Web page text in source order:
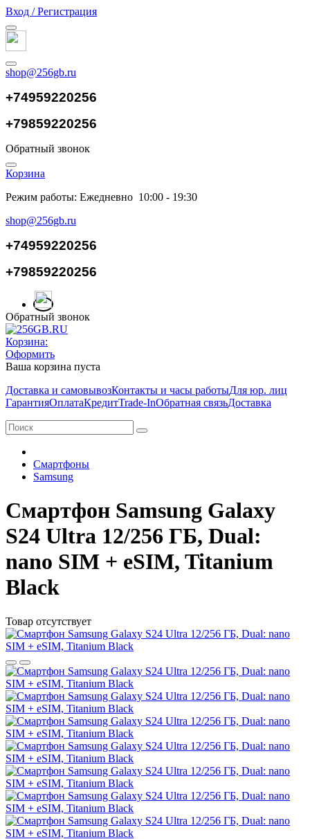
Вход / Регистрация
shop@256gb.ru
+74959220256
+79859220256
Обратный звонок
Корзина
Режим работы: Ежедневно 10:00 - 19:30
shop@256gb.ru
+74959220256
+79859220256
Обратный звонок
Корзина:
Оформить
Ваша корзина пуста
Доставка и самовывозКонтакты и часы работыДля юр. лиц
ГарантияОплатаКредитTrade-InОбратная связьДоставка
Смартфоны
Samsung
Смартфон Samsung Galaxy
S24 Ultra 12/256 ГБ, Dual:
nano SIM + eSIM, Titanium
Black
Товар отсутствует